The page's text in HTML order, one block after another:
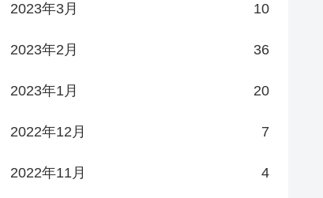
2023年3月 10
2023年2月 36
2023年1月 20
2022年12月 7
2022年11月 4